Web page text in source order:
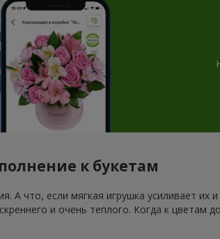
к букетам
что, если мягкая игрушка усиливает их
и очень теплого. Когда к цветам